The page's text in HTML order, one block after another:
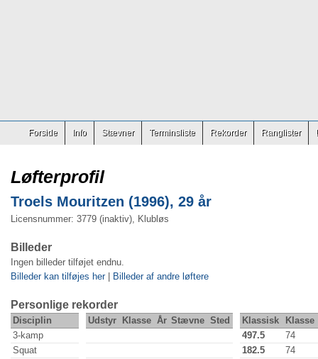
Forside Info Stævner Terminsliste Rekorder Ranglister
Løfterprofil
Troels Mouritzen (1996), 29 år
Licensnummer: 3779 (inaktiv), Klubløs
Billeder
Ingen billeder tilføjet endnu.
Billeder kan tilføjes her| Billeder af andre løftere
Personlige rekorder
Disciplin Udstyr Klasse År Stævne Sted Klassisk
Klasse
3-kamp
497.5
74
Squat
182.5
74